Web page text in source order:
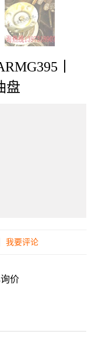
丨
盘
我要评论
价